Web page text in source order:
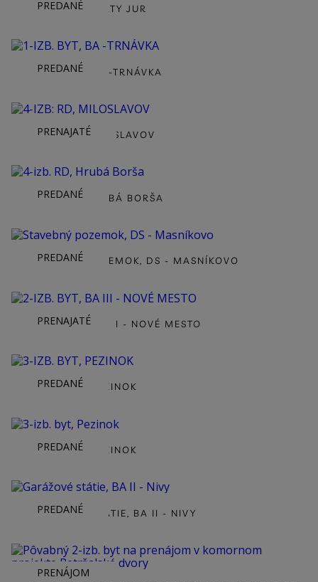
2-IZB. BYT, SVATY JUR
PREDANÉ
1-IZB. BYT, BA -TRNÁVKA
PREDANÉ
4-IZB: RD, MILOSLAVOV
PRENAJATÉ
4-IZB. RD, HRUBÁ BORŠA
PREDANÉ
STAVEBNÝ POZEMOK, DS - MASNÍKOVO
PREDANÉ
2-IZB. BYT, BA III - NOVÉ MESTO
PRENAJATÉ
3-IZB. BYT, PEZINOK
PREDANÉ
3-IZB. BYT, PEZINOK
PREDANÉ
GARÁŽOVÉ STÁTIE, BA II - NIVY
PREDANÉ
PRENÁJOM